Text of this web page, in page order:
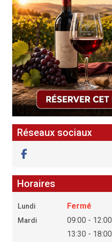
Réseaux sociaux
Horaires
Lundi Fermé
Mardi
09:00 - 12:00
13:30 - 18:00